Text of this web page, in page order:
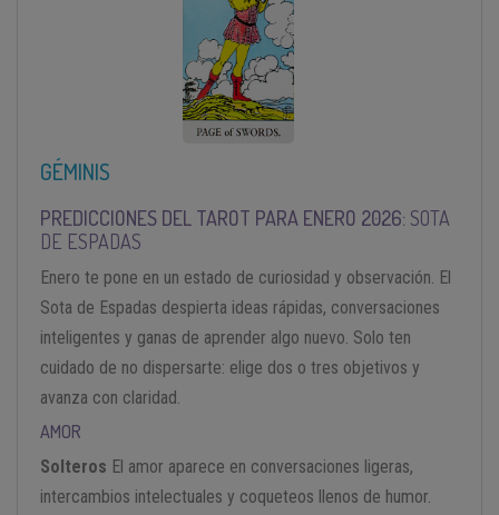
GÉMINIS
PREDICCIONES DEL TAROT PARA ENERO 2026: SOTA
DE ESPADAS
Enero te pone en un estado de curiosidad y observación. El
Sota de Espadas despierta ideas rápidas, conversaciones
inteligentes y ganas de aprender algo nuevo. Solo ten
cuidado de no dispersarte: elige dos o tres objetivos y
avanza con claridad.
AMOR
Solteros El amor aparece en conversaciones ligeras,
intercambios intelectuales y coqueteos llenos de humor.